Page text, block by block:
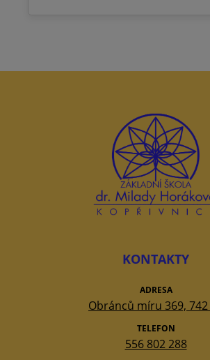
KONTAKTY
ADRESA
Obránců míru 369, 742
TELEFON
556 802 288